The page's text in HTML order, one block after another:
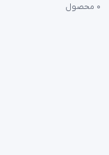
۰ محصول